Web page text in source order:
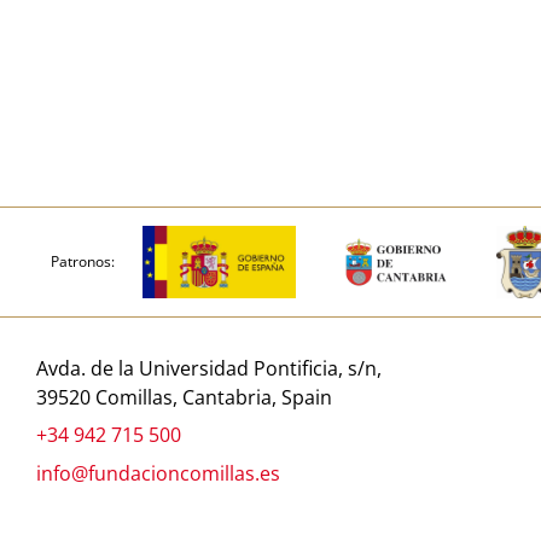
Patronos:
Avda. de la Universidad Pontificia, s/n,
39520 Comillas, Cantabria, Spain
+34 942 715 500
info@fundacioncomillas.es